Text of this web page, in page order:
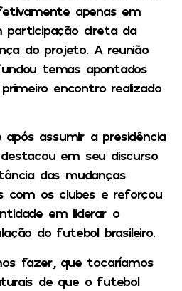
apenas em
participação direta da
do projeto. A reunião
temas apontados
encontro realizado
assumir a presidência
em seu discurso
das mudanças
com os clubes e reforçou
em liderar o
do futebol brasileiro.
fazer, que tocaríamos
de que o futebol